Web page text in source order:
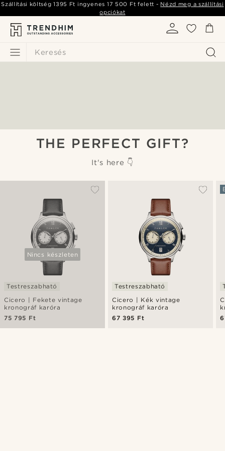
Keresés
Szállítási költség1395 Ft ingyenes 17 500 Ft felett - Nézd meg a szállítási
opciókat
THE PERFECT GIFT?
It's here 👇
Nincs készleten
Cicero | Fekete vintage
kronográf karóra
Testreszabható
75 795 Ft
Cicero | Kék vintage
kronográf karóra
Testreszabható
67 395 Ft